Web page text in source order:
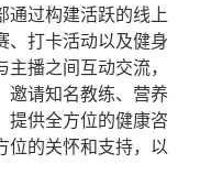
过构建活跃的线上
、打卡活动以及健身
播之间互动交流，
邀请知名教练、营养
提供全方位的健康咨
位的关怀和支持，以